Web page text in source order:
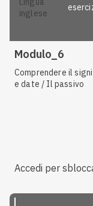
inglese
Modulo_6
Comprendere il
e date / Il passivo
Accedi per